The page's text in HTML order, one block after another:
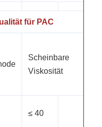
für PAC
Scheinbare
Viskosität
≤ 40